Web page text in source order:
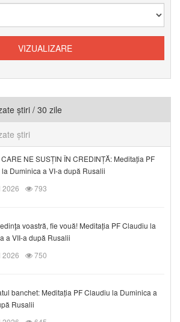
știri / 30 zile
știri
NE SUSȚIN ÎN CREDINȚĂ: Meditația PF
Duminica a VI-a după Rusalii
2026
793
voastră, fie vouă! Meditația PF Claudiu la
a VII-a după Rusalii
2026
750
banchet: Meditația PF Claudiu la Duminica a
Rusalii